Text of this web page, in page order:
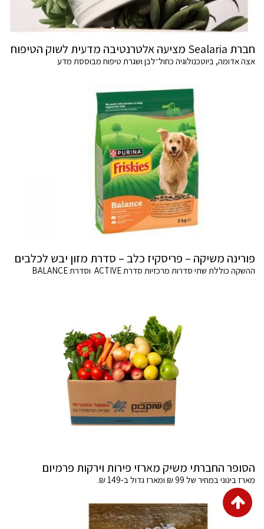
חברת Sealaria מציעה אלטרנטיבה מדעית לשוק הטיפוח
אצה אדומה, ביוטכנולוגיה כחול־לבן ושגרת טיפוח מבוססת מדע
פורינה משיקה – פריסקיז כלב – סדרת מזון יבש לכלבים
ההשקה כוללת שתי סדרות מרכזיות סדרת ACTIVE וסדרת BALANCE
הסופר החברתי משיק מארזי פירות וירקות פרמיום
מארז בינוני במחיר של 99 ₪ ומארז גדול ב-149 ₪.
גלילה
לראש